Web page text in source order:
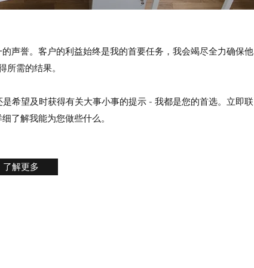
声誉。客户的利益始终是我的首要任务，我会竭尽全力确保他
所需的结果。
希望及时获得有关大事小事的提示 - 我都是您的首选。立即联
了解我能为您做些什么。
了解更多